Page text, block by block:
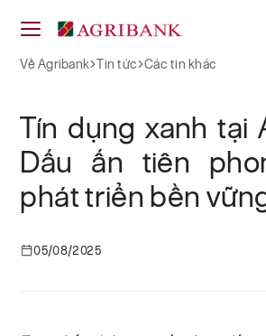
Về Agribank Tin tức Các tin khác
Tín dụng xanh tại
Dấu ấn tiên
phát triển bền
05/08/2025